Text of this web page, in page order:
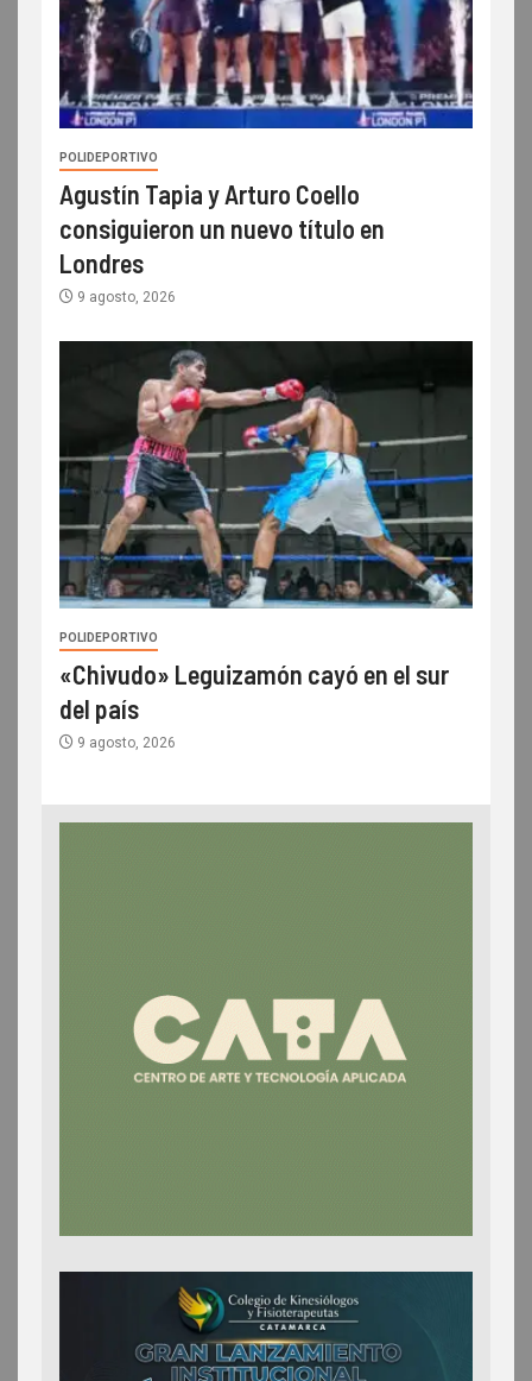
POLIDEPORTIVO
Agustín Tapia y Arturo Coello
consiguieron un nuevo título en
Londres
9 agosto, 2026
POLIDEPORTIVO
«Chivudo» Leguizamón cayó en el sur
del país
9 agosto, 2026